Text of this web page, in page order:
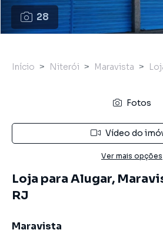
28
Início Niterói Maravista
Fotos
Vídeo do
Ver mais opções
Loja para Alugar,
RJ
Maravista